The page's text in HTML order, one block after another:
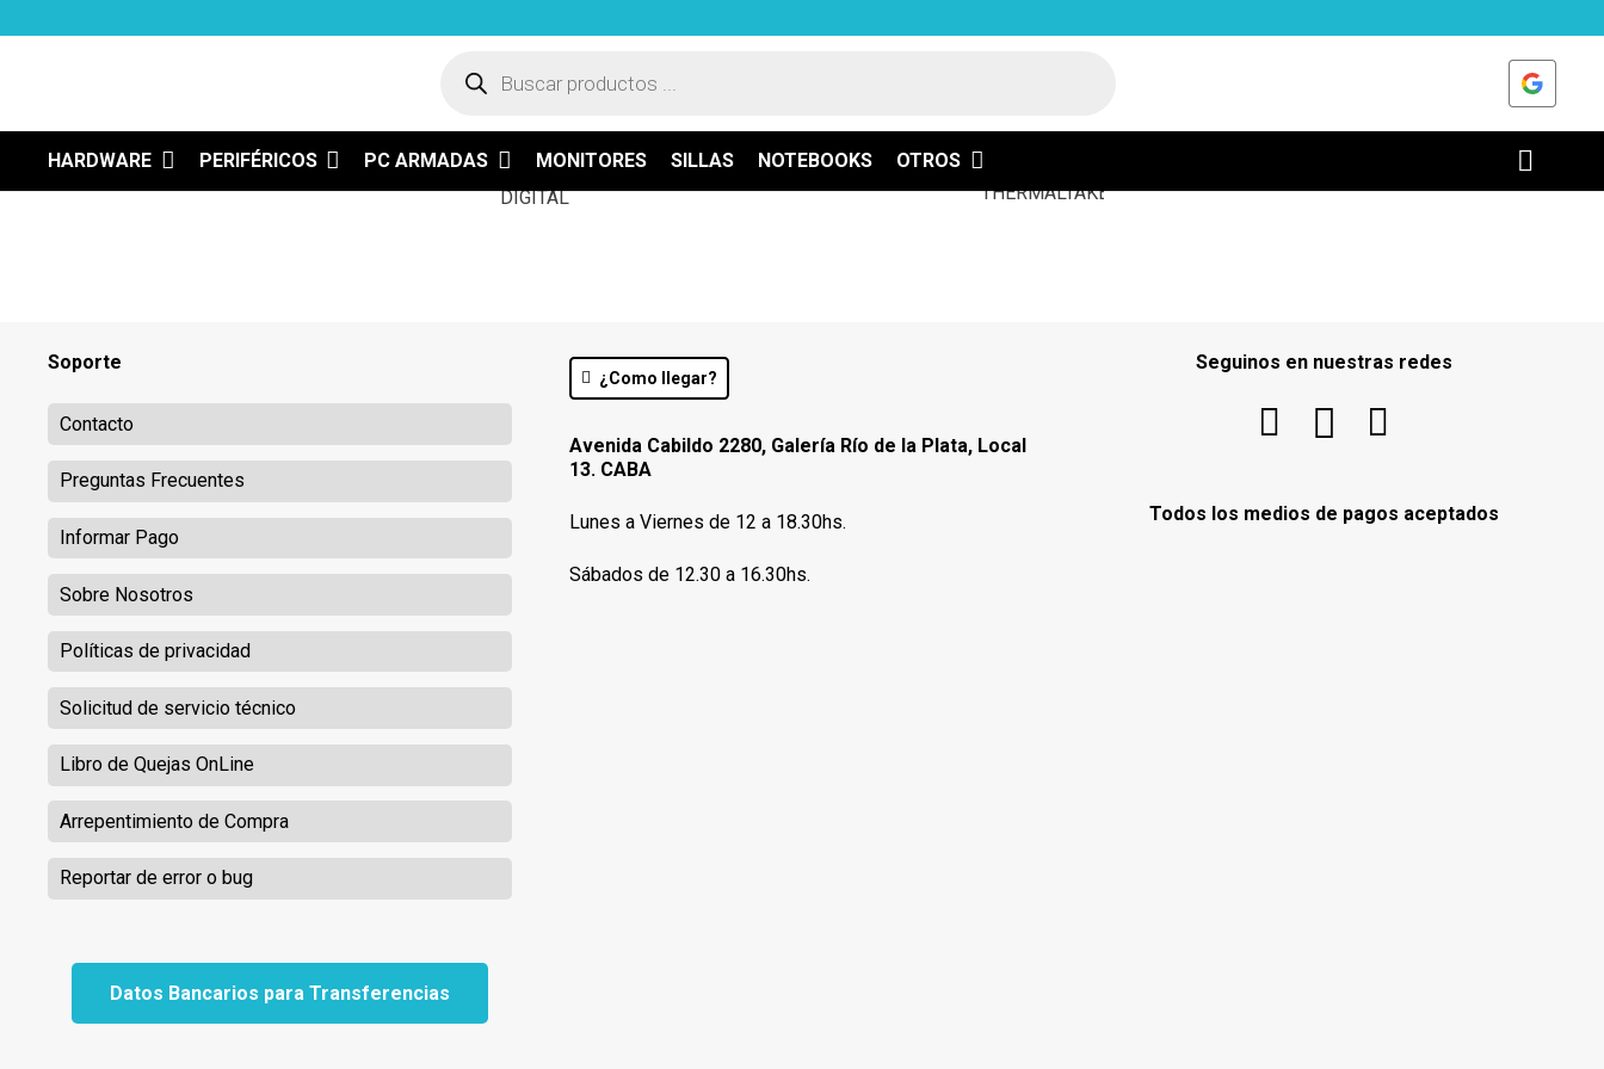
HARDWARE PERIFÉRICOS PC ARMADAS MONITORES SILLAS NOTEBOOKS OTROS
Soporte
Contacto
Preguntas Frecuentes
Informar Pago
Sobre Nosotros
Políticas de privacidad
Solicitud de servicio técnico
Libro de Quejas OnLine
Arrepentimiento de Compra
Reportar de error o bug
Datos Bancarios para Transferencias
¿Como llegar?
Avenida Cabildo 2280, Galería Río de la Plata, Local
13. CABA
Lunes a Viernes de 12 a 18.30hs.
Sábados de 12.30 a 16.30hs.
Seguinos en nuestras redes
Todos los medios de pagos aceptados